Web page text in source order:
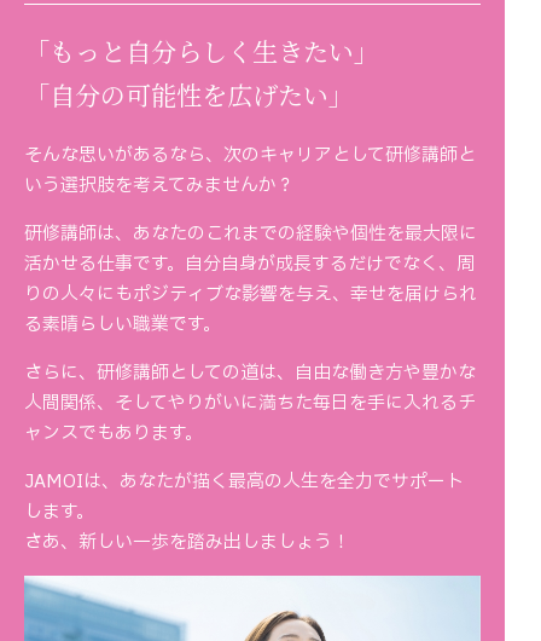
「もっと自分らしく生きたい」
「自分の可能性を広げたい」
そんな思いがあるなら、次のキャリアとして研修講師と
いう選択肢を考えてみませんか？
研修講師は、あなたのこれまでの経験や個性を最大限に
活かせる仕事です。自分自身が成長するだけでなく、周
りの人々にもポジティブな影響を与え、幸せを届けられ
る素晴らしい職業です。
さらに、研修講師としての道は、自由な働き方や豊かな
人間関係、そしてやりがいに満ちた毎日を手に入れるチ
ャンスでもあります。
JAMOIは、あなたが描く最高の人生を全力でサポート
します。
さあ、新しい一歩を踏み出しましょう！